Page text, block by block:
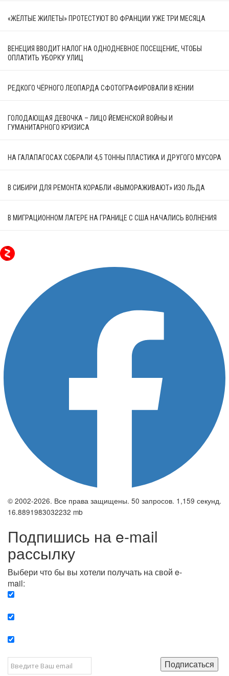
«ЖЁЛТЫЕ ЖИЛЕТЫ» ПРОТЕСТУЮТ ВО ФРАНЦИИ УЖЕ ТРИ МЕСЯЦА
ВЕНЕЦИЯ ВВОДИТ НАЛОГ НА ОДНОДНЕВНОЕ ПОСЕЩЕНИЕ, ЧТОБЫ
ОПЛАТИТЬ УБОРКУ УЛИЦ
РЕДКОГО ЧЁРНОГО ЛЕОПАРДА СФОТОГРАФИРОВАЛИ В КЕНИИ
ГОЛОДАЮЩАЯ ДЕВОЧКА – ЛИЦО ЙЕМЕНСКОЙ ВОЙНЫ И
ГУМАНИТАРНОГО КРИЗИСА
НА ГАЛАПАГОСАХ СОБРАЛИ 4,5 ТОННЫ ПЛАСТИКА И ДРУГОГО МУСОРА
В СИБИРИ ДЛЯ РЕМОНТА КОРАБЛИ «ВЫМОРАЖИВАЮТ» ИЗО ЛЬДА
В МИГРАЦИОННОМ ЛАГЕРЕ НА ГРАНИЦЕ С США НАЧАЛИСЬ ВОЛНЕНИЯ
© 2002-2026. Все права защищены. 50 запросов. 1,159 секунд.
16.8891983032232 mb
Подпишись на e-mail
рассылку
Выбери что бы вы хотели получать на свой e-
mail:
Подписаться